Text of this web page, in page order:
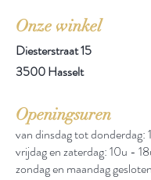
Onze winkel
Diesterstraat 15
3500 Hasselt
Openingsuren
van dinsdag tot donderdag:
vrijdag en zaterdag: 10u -
zondag en maandag gesloten